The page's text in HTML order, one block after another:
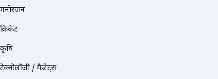
मनोरंजन
क्रिकेट
कृषि
टेक्नोलॉजी / गैजेट्स